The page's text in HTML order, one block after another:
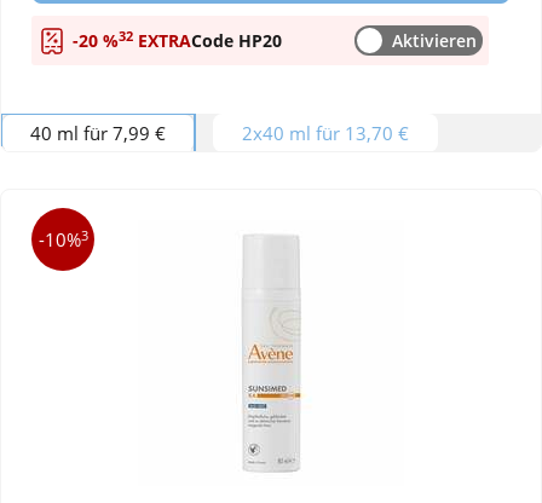
-20 %32 EXTRACode HP20 Aktivieren
40 ml für 7,99 € 2x40 ml für 13,70 €
-10%3